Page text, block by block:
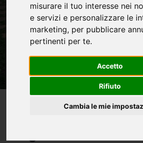
misurare il tuo interesse nei
e servizi e personalizzare le
marketing, per pubblicare
pertinenti per te.
Accetto
Rifiuto
Cambia le mie
IN VENDITA
Villa Vista Mare